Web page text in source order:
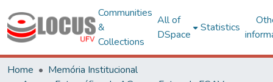
Communities
&
Collections
All of
DSpace
Statistics
Home
Memória Institucional